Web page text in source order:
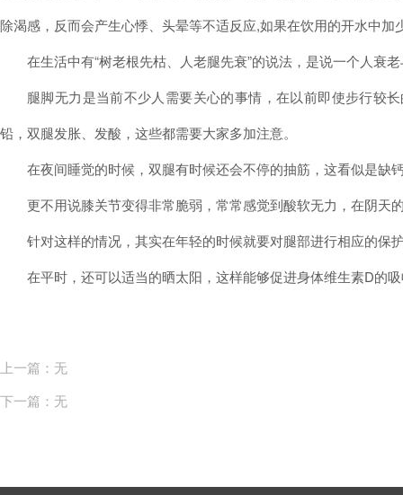
除渴感，反而会产生心悸、头晕等不适反应,如果在饮用的开水中
在生活中有“树老根先枯、人老腿先衰”的说法，是说一个人衰
腿脚无力是当前不少人需要关心的事情，在以前即使步行较
铅，双腿发胀、发酸，这些都需要大家多加注意。
在夜间睡觉的时候，双腿有时候还会不停的抽筋，这看似是缺
更不用说膝关节变得非常脆弱，常常感觉到酸软无力，在阴
针对这样的情况，其实在年轻的时候就要对腿部进行相应的
在平时，还可以适当的晒太阳，这样能够促进身体维生素D的
上一篇：无
下一篇：无